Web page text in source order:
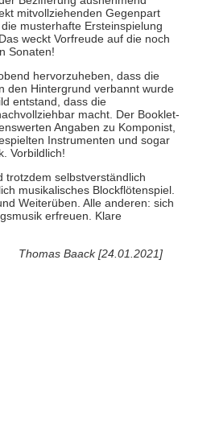
mitvollziehenden Gegenpart
musterhafte Ersteinspielung
weckt Vorfreude auf die noch
Sonaten!
hervorzuheben, dass die
den Hintergrund verbannt wurde
entstand, dass die
macht. Der Booklet-
Angaben zu Komponist,
Instrumenten und sogar
Vorbildlich!
trotzdem selbstverständlich
musikalisches Blockflötenspiel.
Weiterüben. Alle anderen: sich
erfreuen. Klare
Thomas Baack [24.01.2021]